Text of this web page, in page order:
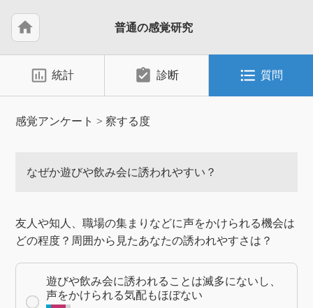
home 普通の感覚研究
insert_chart_outlined 統計 assignment_turned_in 診断 format_list_bulleted 質問
感覚アンケート >察する度
なぜか遊びや飲み会に誘われやすい？
​友人や知人、職場の集まりなどに声をかけられる機会は
どの程度？周囲から見たあなたの誘われやすさは？
遊びや飲み会に誘われることは滅多にないし、
声をかけられる気配もほぼない